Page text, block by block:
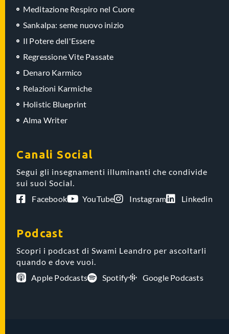
Meditazione Respiro nel Cuore
Sankalpa: seme nuovo inizio
Il Potere dell'Essere
Regressione Vite Passate
Denaro Karmico
Relazioni Karmiche
Holistic Blueprint
Alma Writer
Canali Social
Segui gli insegnamenti illuminanti che condivide
sui suoi Social.
Facebook
YouTube Instagram Linkedin
Podcast
Scopri i podcast di Swami Leandro per ascoltarli
quando e dove vuoi.
Apple Podcasts
Spotify Google Podcasts